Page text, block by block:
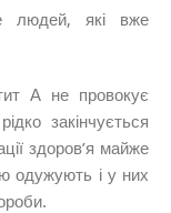
людей, які вже
А не провокує
закінчується
здоров’я майже
одужують і у них